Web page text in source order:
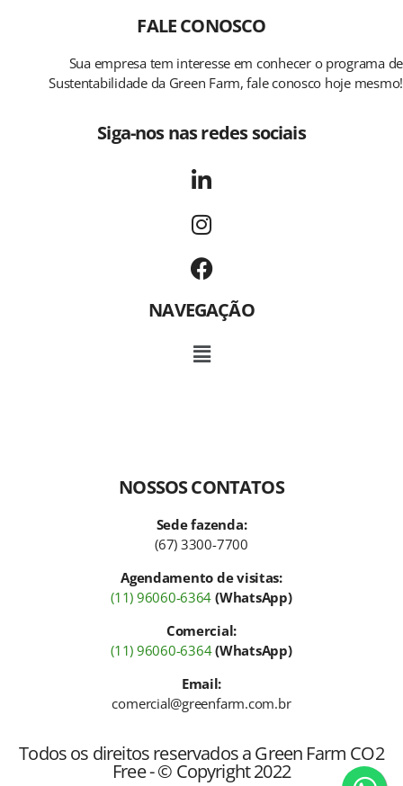
FALE CONOSCO
Sua empresa tem interesse em conhecer o programa de
Sustentabilidade da Green Farm, fale conosco hoje mesmo!
Siga-nos nas redes sociais
NAVEGAÇÃO
NOSSOS CONTATOS
Sede fazenda:
(67) 3300-7700
Agendamento de visitas:
(11) 96060-6364 (WhatsApp)
Comercial:
(11) 96060-6364(WhatsApp)
Email:
comercial@greenfarm.com.br
Todos os direitos reservados a Green Farm CO2
Free - © Copyright 2022